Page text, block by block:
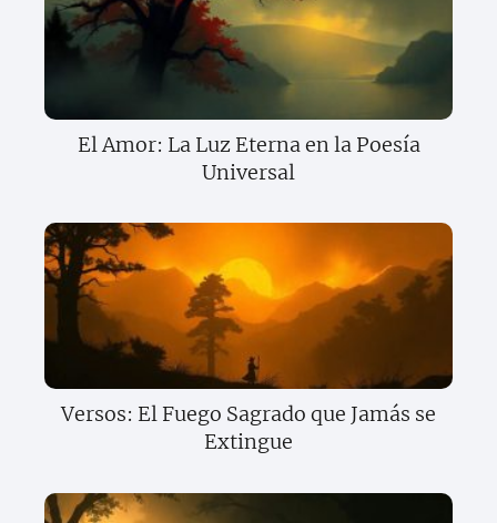
El Amor: La Luz Eterna en la Poesía
Universal
Versos: El Fuego Sagrado que Jamás se
Extingue